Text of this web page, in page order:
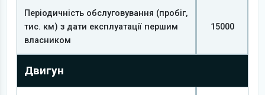
Періодичність обслуговування (пробіг,
тис. км) з дати експлуатації першим
власником
15000
Двигун